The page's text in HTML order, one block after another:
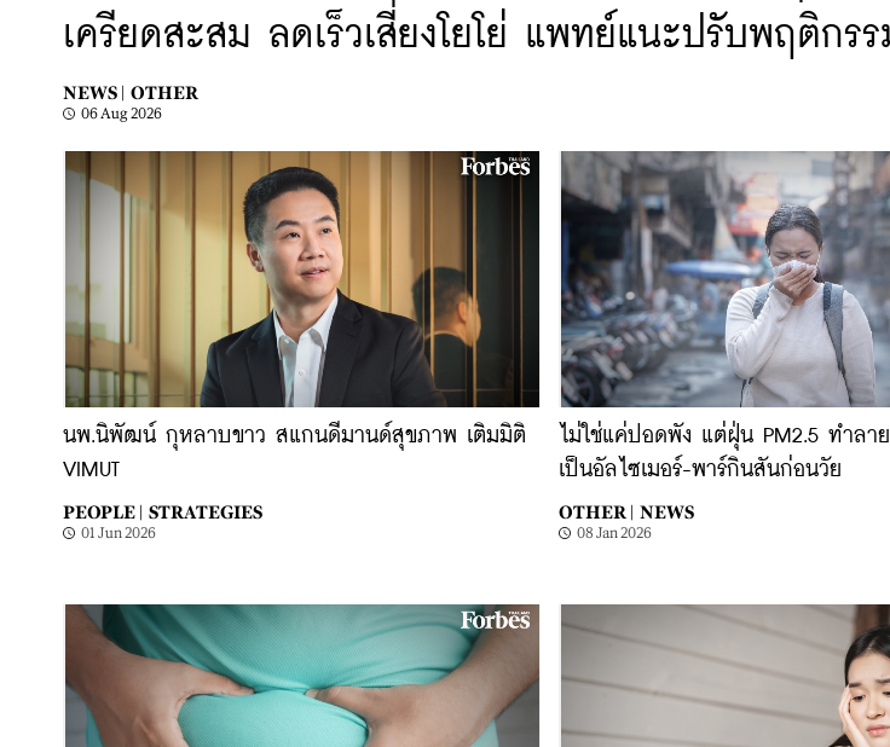
เครียดสะสม ลดเร็วเสี่ยงโยโย่ แพทย์แนะปรับพฤติกรร
NEWS | OTHER
06 Aug 2026
นพ.นิพัฒน์ กุหลาบขาว สแกนดีมานด์สุขภาพ เติมมิติ
VIMUT
PEOPLE | STRATEGIES
01 Jun 2026
ไม่ใช่แค่ปอดพัง แต่ฝุ่น PM2.5 ทำลา
เป็นอัลไซเมอร์-พาร์กินสันก่อนวัย
OTHER | NEWS
08 Jan 2026